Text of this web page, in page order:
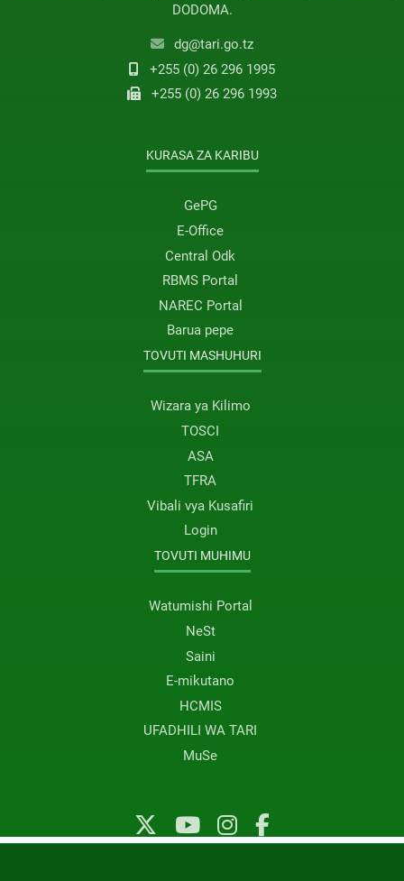
DODOMA.
dg@tari.go.tz
+255 (0) 26 296 1995
+255 (0) 26 296 1993
KURASA ZA KARIBU
GePG
E-Office
Central Odk
RBMS Portal
NAREC Portal
Barua pepe
TOVUTI MASHUHURI
Wizara ya Kilimo
TOSCI
ASA
TFRA
Vibali vya Kusafiri
Login
TOVUTI MUHIMU
Watumishi Portal
NeSt
Saini
E-mikutano
HCMIS
UFADHILI WA TARI
MuSe